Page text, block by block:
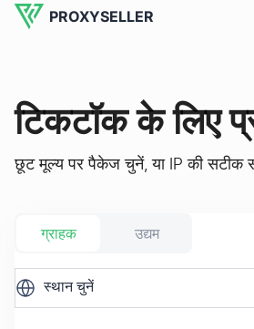
PROXYSELLER
टिकटॉक के लिए
छूट मूल्य पर पैकेज चुनें, या IP की सटीक
ग्राहक उद्यम
स्थान चुनें